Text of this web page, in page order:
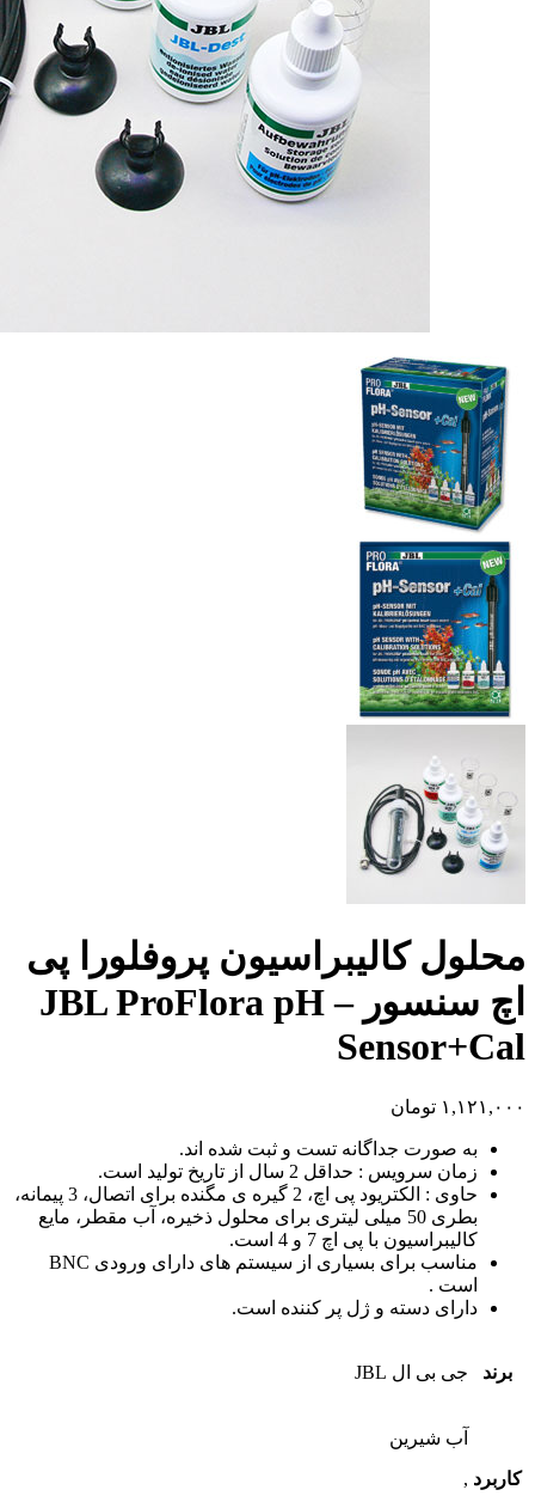
محلول کالیبراسیون پروفلورا پی
اچ سنسور – JBL ProFlora pH
Sensor+Cal
۱,۱۲۱,۰۰۰ تومان
به صورت جداگانه تست و ثبت شده اند.
زمان سرویس : حداقل 2 سال از تاریخ تولید است.
حاوی : الکتریود پی اچ، 2 گیره ی مگنده برای اتصال، 3 پیمانه،
بطری 50 میلی لیتری برای محلول ذخیره، آب مقطر، مایع
کالیبراسیون با پی اچ 7 و 4 است.
مناسب برای بسیاری از سیستم های دارای ورودی BNC
است .
دارای دسته و ژل پر کننده است.
برند جی بی ال JBL
کاربرد
آب شیرین
,